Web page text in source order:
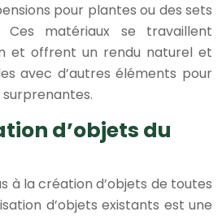
pour plantes ou des sets
Ces matériaux se travaillent
et offrent un rendu naturel et
avec d’autres éléments pour
d’objets du
à la création d’objets de toutes
d’objets existants est une